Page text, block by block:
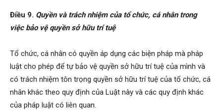
Điều 9. Quyền và trách nhiệm của tổ chức, cá nhân trong
việc bảo vệ quyền sở hữu trí tuệ
Tổ chức, cá nhân có quyền áp dụng các biện pháp mà pháp
luật cho phép để tự bảo vệ quyền sở hữu trí tuệ của mình và
có trách nhiệm tôn trọng quyền sở hữu trí tuệ của tổ chức, cá
nhân khác theo quy định của Luật này và các quy định khác
của pháp luật có liên quan.